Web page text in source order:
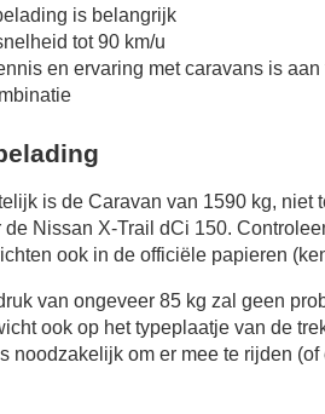
is belangrijk
tot 90 km/u
en ervaring met caravans is
is de Caravan van 1590 kg, niet
de Nissan X-Trail dCi 150.
ook in de officiële papieren
van ongeveer 85 kg zal geen
ook op het typeplaatje van de
noodzakelijk om er mee te rijden (of